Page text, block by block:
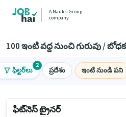
A Naukri Group
company
100 ఇంటి వద్ద నుంచి గురువు /
ఫిల్టర్‌లు
2
ప్రదేశం ఇంటి నుండి పని
ఫిట్‌నెస్ ట్రైనర్